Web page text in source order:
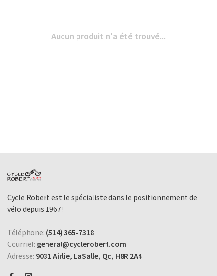
Aucun produit n'a été trouvé...
Cycle Robert est le spécialiste dans le positionnement de
vélo depuis 1967!
Téléphone: (514) 365-7318
Courriel: general@cyclerobert.com
Adresse: 9031 Airlie, LaSalle, Qc, H8R 2A4